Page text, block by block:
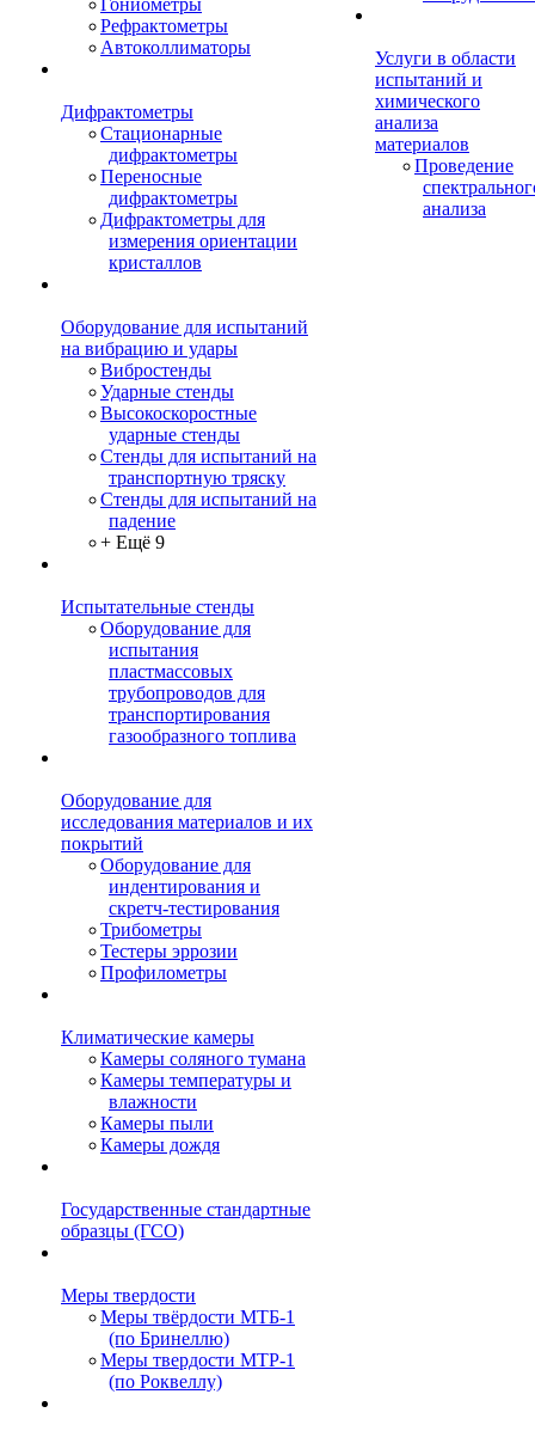
Гониометры
Рефрактометры
Автоколлиматоры
Дифрактометры
Стационарные
дифрактометры
Переносные
дифрактометры
Дифрактометры для
измерения ориентации
кристаллов
Оборудование для испытаний
на вибрацию и удары
Вибростенды
Ударные стенды
Высокоскоростные
ударные стенды
Стенды для испытаний на
транспортную тряску
Стенды для испытаний на
падение
+ Ещё 9
Испытательные стенды
Оборудование для
испытания
пластмассовых
трубопроводов для
транспортирования
газообразного топлива
Оборудование для
исследования материалов и их
покрытий
Оборудование для
индентирования и
скретч-тестирования
Трибометры
Тестеры эррозии
Профилометры
Климатические камеры
Камеры соляного тумана
Камеры температуры и
влажности
Камеры пыли
Камеры дождя
Государственные стандартные
образцы (ГСО)
Меры твердости
Меры твёрдости МТБ-1
(по Бринеллю)
Меры твердости МТР-1
(по Роквеллу)
Услуги в области
испытаний и
химического
анализа
материалов
Проведение
анализа